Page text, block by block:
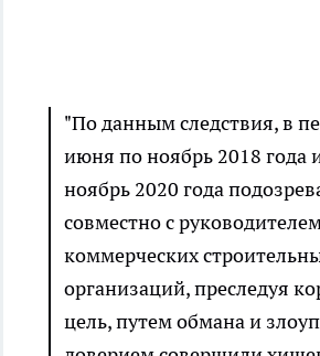
"По данным следствия, в
июня по ноябрь 2018 года
ноябрь 2020 года
совместно с
коммерческих
организаций, преследуя
цель, путем обмана и